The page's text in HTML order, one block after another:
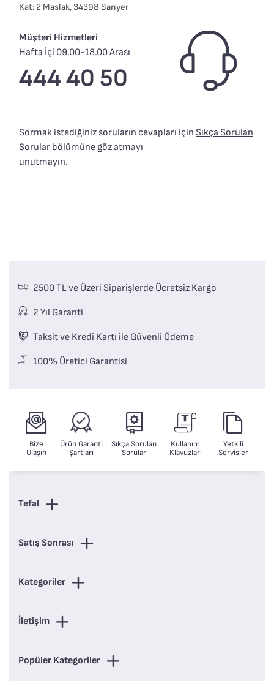
Kat: 2 Maslak, 34398 Sarıyer
Müşteri Hizmetleri
Hafta İçi 09.00-18.00 Arası
444 40 50
Sormak istediğiniz soruların cevapları için Sıkça Sorulan
Sorular bölümüne göz atmayı
unutmayın.
2500 TL ve Üzeri Siparişlerde Ücretsiz Kargo
2 Yıl Garanti
Taksit ve Kredi Kartı ile Güvenli Ödeme
100% Üretici Garantisi
Bize
Ulaşın
Ürün Garanti
Şartları
Sıkça Sorulan
Sorular
Kullanım
Klavuzları
Yetkili
Servisler
Tefal
Satış Sonrası
Kategoriler
İletişim
Popüler Kategoriler